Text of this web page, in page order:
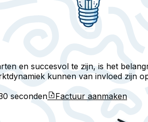
en succesvol te zijn, is het
kunnen van invloed zijn
seconden Factuur aanmaken